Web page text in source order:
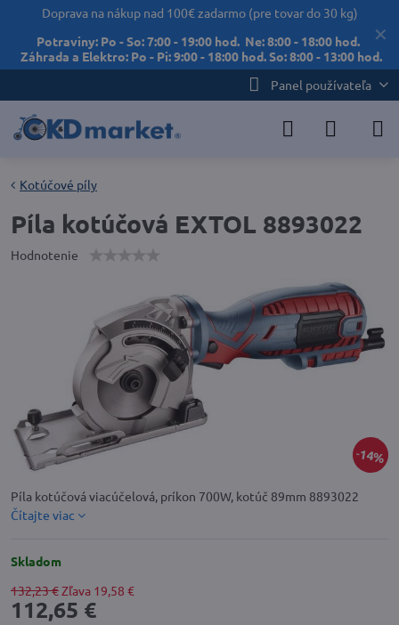
✕
Doprava na nákup nad 100€ zadarmo (pre tovar do 30 kg)
Potraviny: Po - So: 7:00 - 19:00 hod. Ne: 8:00 - 18:00 hod.
Záhrada a Elektro: Po - Pi: 9:00 - 18:00 hod. So: 8:00 - 13:00 hod.
Panel používateľa
14%
Kotúčové píly
Píla kotúčová EXTOL 8893022
Hodnotenie
Píla kotúčová viacúčelová, príkon 700W, kotúč 89mm 8893022
Čítajte viac
Skladom
132,23 €Zľava 19,58 €
112,65 €